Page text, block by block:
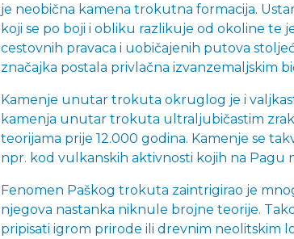
je neobična kamena trokutna formacija.
koji se po boji i obliku razlikuje od okoline te
cestovnih pravaca i uobičajenih putova
značajka postala privlačna izvanzemaljskim
Kamenje unutar trokuta okruglog je i
kamenja unutar trokuta ultraljubičastim
teorijama prije 12.000 godina. Kamenje se
npr. kod vulkanskih aktivnosti kojih na Pagu
Fenomen Paškog trokuta zaintrigirao je
njegova nastanka niknule brojne teorije.
pripisati igrom prirode ili drevnim neolitskim